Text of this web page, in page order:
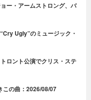
ー・アームストロング、バ
Ugly”のミュージック・
ロント公演でクリス・ステ
この曲：2026/08/07